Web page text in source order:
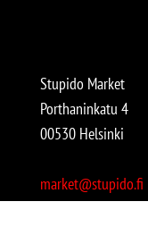
Stupido Market
Porthaninkatu 4
00530 Helsinki
market@stupido.fi